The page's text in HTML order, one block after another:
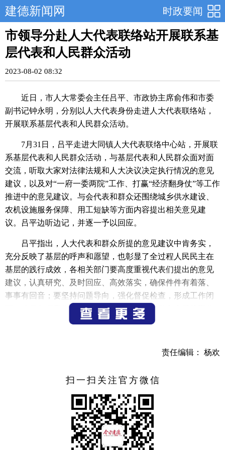
时政要闻
建德新闻网
市领导分赴人大代表联络站开展联系基
层代表和人民群众活动
2023-08-02 08:32
近日，市人大常委会主任吕平、市政协主席俞伟和市委
副书记钟永明，分别以人大代表身份走进人大代表联络站，
开展联系基层代表和人民群众活动。
7月31日，吕平走进大同镇人大代表联络中心站，开展联
系基层代表和人民群众活动，与基层代表和人民群众面对面
交流，听取大家对法律法规和人大决议决定执行情况的意见
建议，以及对“一府一委两院”工作、打赢“经济翻身仗”等工作
推进中的意见建议。与会代表和群众还围绕城乡供水建设、
农机设施服务保障、用工短缺等方面内容提出相关意见建
议。吕平边听边记，并逐一予以回应。
吕平指出，人大代表和群众所提的意见建议中肯务实，
充分反映了基层的呼声和愿望，也彰显了全过程人民民主在
基层的践行成效，各相关部门要高度重视代表们提出的意见
建议，认真研究、及时回应、高效落实，确保件件有着落、
事事有回音；要坚持问题导向，强化督促检查，形成工作闭
环，确保各项工作落地落实；希望人大代表们在今后的工作
中继续履职尽责、担当作为，深入基层一线察民情、聚民
重要作用，真正为群众办实事、解难题、做好事，做到民有
日前，俞伟走进乾潭镇人大代表联络站，开展联系基层
代表和人民群众活动，听取基层代表和人民群众对法律法规
和人大决议决定执行情况的意见建议，以及对“一府一委两
院”工作、打赢“经济翻身仗”等工作推进中的意见建议。
俞伟指出，人大代表要永葆为民服务初心，密切联系群
责任编辑： 杨欢
扫一扫关注官方微信